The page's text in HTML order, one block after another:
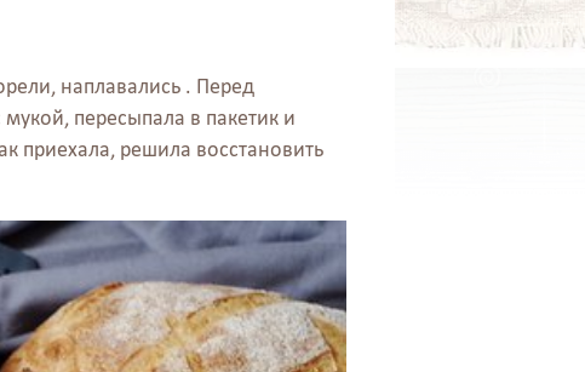
наплавались . Перед
пересыпала в пакетик и
приехала, решила восстановить